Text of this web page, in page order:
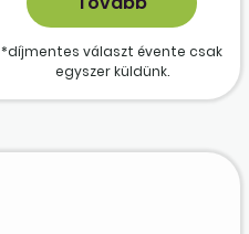
*díjmentes választ évente csak
egyszer küldünk.